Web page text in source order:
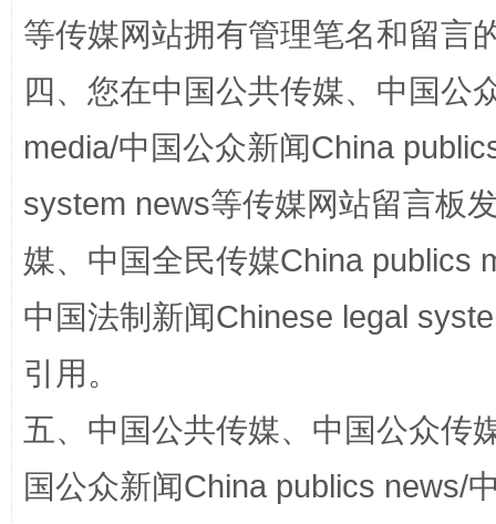
东山县通报“牛蛙产品抗生素超标问题”
等传媒网站拥有管理笔名和留言
四、您在中国公共传媒、中国公
media/中国公众新闻China
system news等传媒网站留言板
媒、中国全民传媒China publics
中国法制新闻Chinese legal
引用。
五、中国公共传媒、中国公众传
国公众新闻China publics news/